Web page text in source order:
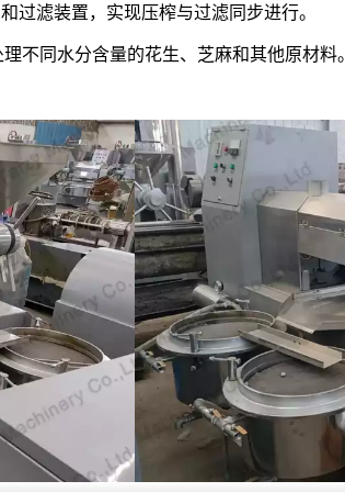
过滤装置，实现压榨与过滤同步进行。
不同水分含量的花生、芝麻和其他原材料。